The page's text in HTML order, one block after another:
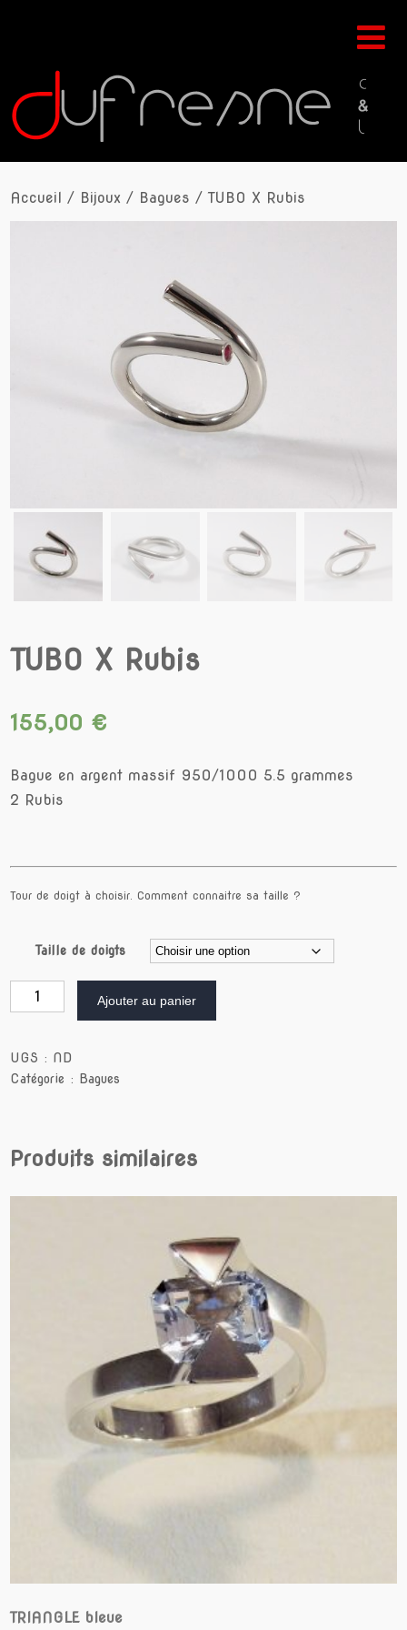
Accueil / Bijoux / Bagues / TUBO X Rubis
TUBO X Rubis
155,00 €
Bague en argent massif 950/1000 5.5 grammes
2 Rubis
Tour de doigt à choisir.Comment connaitre sa taille ?
Taille de doigts
quantité
Rubis
Ajouter au panier
UGS : ND
Catégorie : Bagues
Produits similaires
TRIANGLE bleue